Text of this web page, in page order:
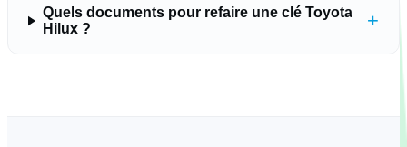
Quels documents pour refaire une clé Toyota
Hilux ?
+